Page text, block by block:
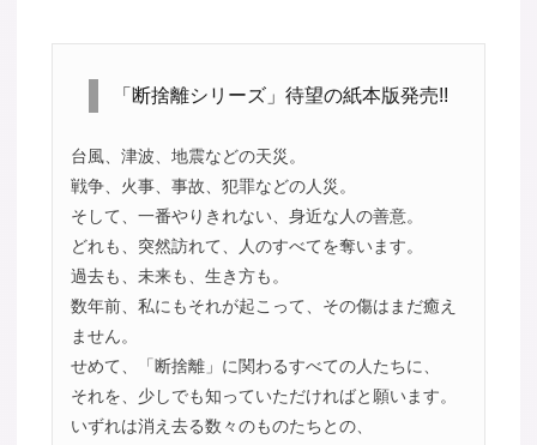
「断捨離シリーズ」待望の紙本版発売!!
台風、津波、地震などの天災。
戦争、火事、事故、犯罪などの人災。
そして、一番やりきれない、身近な人の善意。
どれも、突然訪れて、人のすべてを奪います。
過去も、未来も、生き方も。
数年前、私にもそれが起こって、その傷はまだ癒え
ません。
せめて、「断捨離」に関わるすべての人たちに、
それを、少しでも知っていただければと願います。
いずれは消え去る数々のものたちとの、